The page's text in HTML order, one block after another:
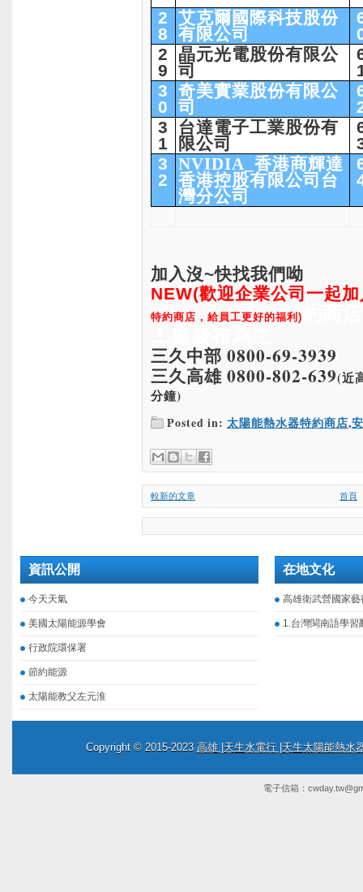
2
8
艾克爾國際科技股份
有限公司
2
9
晶元光電股份有限公
司
3
0
奇美實業股份有限公
司
3
1
台達電子工業股份有
限公司
3
2
NVIDIA_香港商輝達
香港控股有限公司台
灣分公司
加入沒~快找我們呦
NEW(歡迎企業公司一起
特約商店， 給員工更好的福利)
三久中部 0800-69-3939
三久高雄 0800-802-639(近
分鐘)
Posted in: 太陽能熱水器特約商店,
較新的文章 首頁
資訊公開
今天天氣
美國太陽能源學會
行政院環保署
節約能源
太陽能教父左元淮
在地文化
高雄衛武營國家藝
1.台灣閩南語學習
Copyright © 2015-2023 高雄 |天生水電行 |天生太陽能熱水
電子信箱：